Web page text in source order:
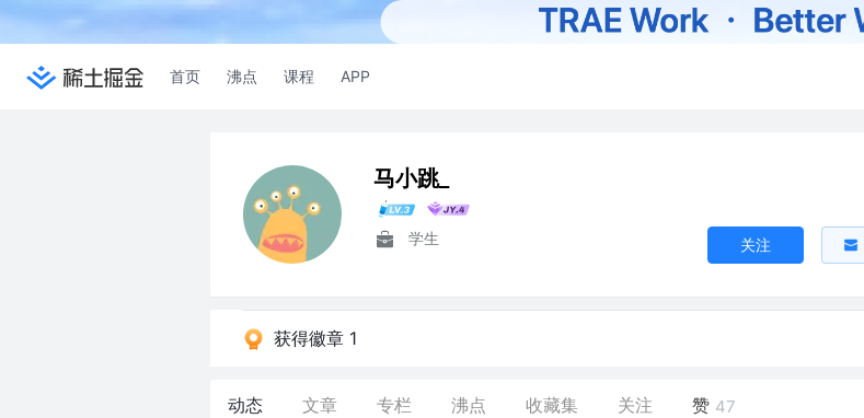
首页 沸点 课程 APP
马小跳_
学生 关注
获得徽章 1
动态 文章 专栏 沸点 收藏集 关注 赞 47